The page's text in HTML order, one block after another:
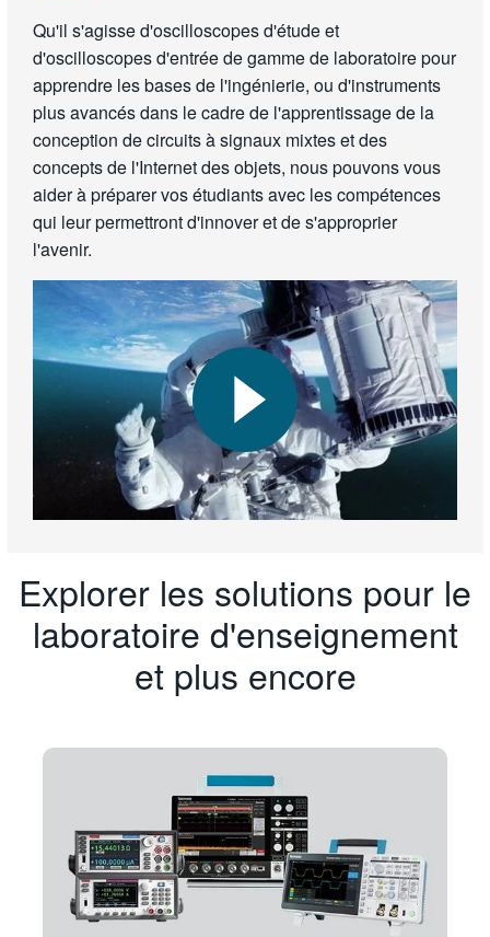
Qu'il s'agisse d'oscilloscopes d'étude et
d'oscilloscopes d'entrée de gamme de laboratoire pour
apprendre les bases de l'ingénierie, ou d'instruments
plus avancés dans le cadre de l'apprentissage de la
conception de circuits à signaux mixtes et des
concepts de l'Internet des objets, nous pouvons vous
aider à préparer vos étudiants avec les compétences
qui leur permettront d'innover et de s'approprier
l'avenir.
Explorer les solutions pour le
laboratoire d'enseignement
et plus encore